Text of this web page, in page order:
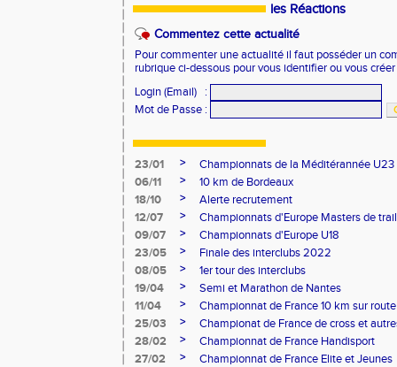
les Réactions
Commentez cette actualité
Pour commenter une actualité il faut posséder un
rubrique ci-dessous pour vous identifier ou vous
Login (Email)
:
Mot de Passe :
23/01 >
Championnats de la Méditérannée U23
06/11
>
10 km de Bordeaux
18/10
>
Alerte recrutement
12/07
>
Championnats d'Europe Masters de trail
09/07
>
Championnats d'Europe U18
23/05
>
Finale des interclubs 2022
08/05
>
1er tour des interclubs
19/04
>
Semi et Marathon de Nantes
11/04
>
Championnat de France 10 km sur route
25/03
>
Championat de France de cross et
28/02
>
Championnat de France Handisport
27/02
>
Championnat de France Elite et Jeunes